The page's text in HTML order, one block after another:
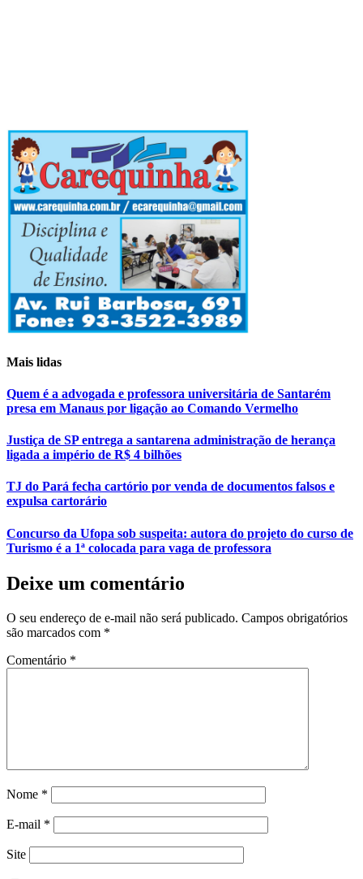
Mais lidas
Quem é a advogada e professora universitária de Santarém
presa em Manaus por ligação ao Comando Vermelho
Justiça de SP entrega a santarena administração de herança
ligada a império de R$ 4 bilhões
TJ do Pará fecha cartório por venda de documentos falsos e
expulsa cartorário
Concurso da Ufopa sob suspeita: autora do projeto do curso de
Turismo é a 1ª colocada para vaga de professora
Deixe um comentário
O seu endereço de e-mail não será publicado. Campos obrigatórios
são marcados com *
Comentário *
Nome *
E-mail *
Site